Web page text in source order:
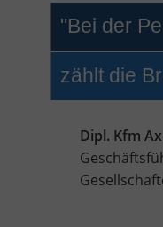
"Bei der
zählt die
Dipl. Kfm